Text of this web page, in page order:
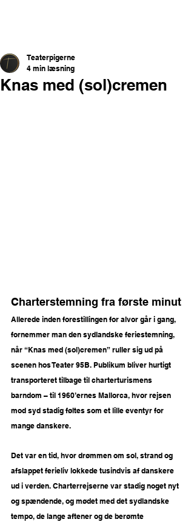
Knas med (sol)cremen
Teaterpigerne
4 min læsning
Charterstemning fra første minut
Allerede inden forestillingen for alvor går i gang,
fornemmer man den sydlandske feriestemning,
når “Knas med (sol)cremen” ruller sig ud på
scenen hos Teater 95B. Publikum bliver hurtigt
transporteret tilbage til charterturismens
barndom – til 1960’ernes Mallorca, hvor rejsen
mod syd stadig føltes som et lille eventyr for
mange danskere.
Det var en tid, hvor drømmen om sol, strand og
afslappet ferieliv lokkede tusindvis af danskere
ud i verden. Charterrejserne var stadig noget nyt
og spændende, og mødet med det sydlandske
tempo, de lange aftener og de berømte